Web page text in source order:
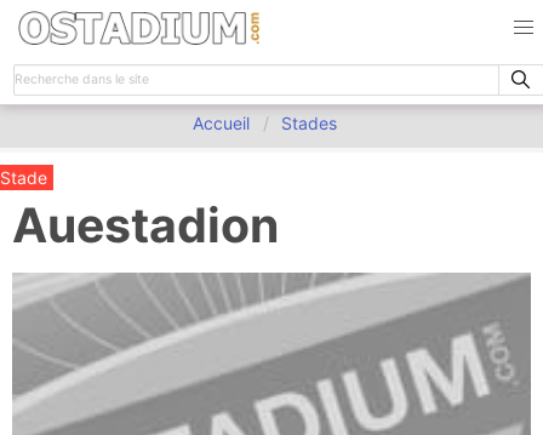
Accueil Stades
Stade
Auestadion